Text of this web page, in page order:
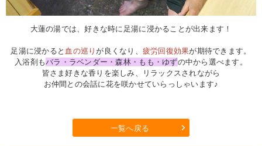
大蓮の湯では、好きな時に足湯に浸かることが出来ます！
足湯に浸かると 血の巡りが良くなり、 疲労回復効果が期待できます。
入浴剤もバラ・ラベンダー・森林・もも・ゆずの中から選べます。
皆さま好きな香りを楽しみ、リラックスされながら
お仲間との会話に花を咲かせていらっしゃいます♪
一覧へ戻る